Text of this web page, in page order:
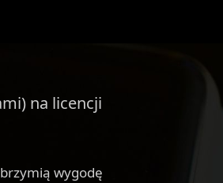
na licencji
wygodę